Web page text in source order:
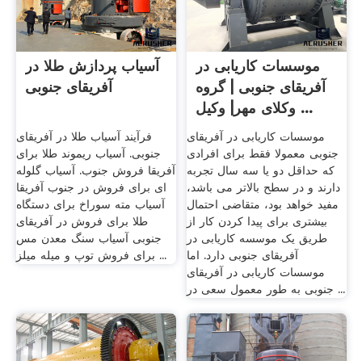
آسیاب پردازش طلا در
آفریقای جنوبی
فرآیند آسیاب طلا در آفریقای
جنوبی. آسیاب ریموند طلا برای
آفریقا فروش جنوب. آسیاب گلوله
ای برای فروش در جنوب آفریقا
آسیاب مته سوراخ برای دستگاه
طلا برای فروش در آفریقای
جنوبی آسیاب سنگ معدن مس
برای فروش توپ و میله میلز ...
موسسات کاریابی در
آفریقای جنوبی | گروه
وکلای مهر| وکیل ...
موسسات کاریابی در آفریقای
جنوبی معمولا فقط برای افرادی
که حداقل دو یا سه سال تجربه
دارند و در سطح بالاتر می باشد،
مفید خواهد بود، متقاضی احتمال
بیشتری برای پیدا کردن کار از
طریق یک موسسه کاریابی در
آفریقای جنوبی دارد. اما
موسسات کاریابی در آفریقای
جنوبی به طور معمول سعی در ...